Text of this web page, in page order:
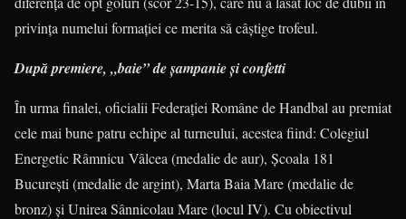
privinţa numelui formaţiei ce merita să câştige trofeul.
După premiere, „baie” de şampanie şi confetti
În urma finalei, oficialii Federaţiei Române de Handbal au premiat
cele mai bune patru echipe al turneului, acestea fiind: Colegiul
Energetic Râmnicu Vâlcea (medalie de aur), Şcoala 181
Bucureşti (medalie de argint), Marta Baia Mare (medalie de
bronz) şi Unirea Sânnicolau Mare (locul IV). Cu obiectivul